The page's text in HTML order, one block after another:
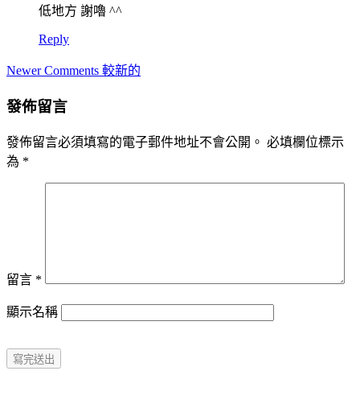
低地方 謝嚕 ^^
Reply
Comment
Newer Comments 較新的
發佈留言
發佈留言必須填寫的電子郵件地址不會公開。 必填欄位標示
為 *
留言 *
顯示名稱